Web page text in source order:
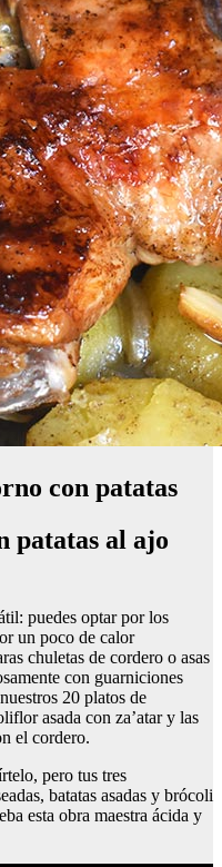
con patatas
patatas al ajo
puedes optar por los
un poco de calor
chuletas de cordero o asas
con guarniciones
20 platos de
asada con za’atar y las
el cordero.
pero tus tres
batatas asadas y brócoli
esta obra maestra ácida y